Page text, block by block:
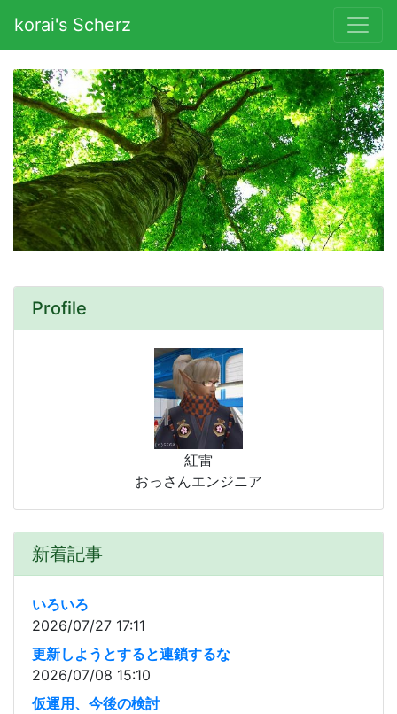
korai's Scherz
Profile
紅雷
おっさんエンジニア
新着記事
いろいろ
2026/07/27 17:11
更新しようとすると連鎖するな
2026/07/08 15:10
仮運用、今後の検討